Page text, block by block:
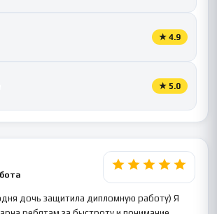
★ 4.9
★ 5.0
дочь защитила дипломную работу) Я